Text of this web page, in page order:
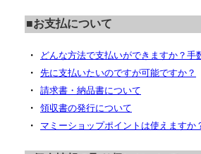
■お支払について
・ どんな方法で支払いができますか？手
・ 先に支払いたいのですが可能ですか？
・ 請求書・納品書について
・ 領収書の発行について
・ マミーショップポイントは使えますか